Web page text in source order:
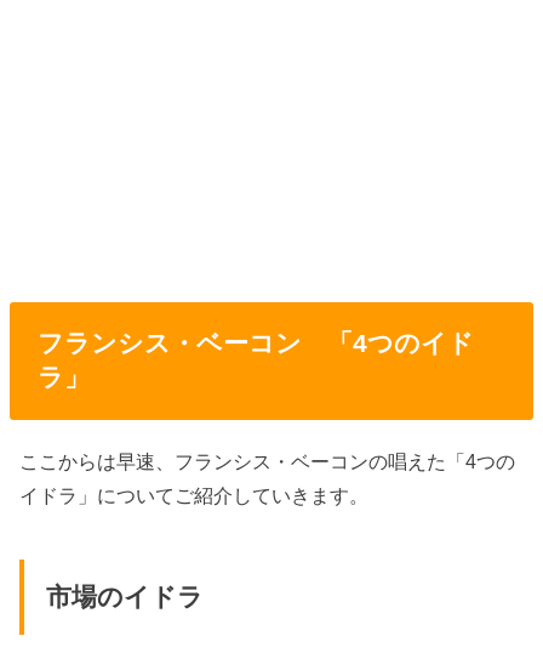
フランシス・ベーコン 「4つのイド
ラ」
ここからは早速、フランシス・ベーコンの唱えた「4つの
イドラ」についてご紹介していきます。
市場のイドラ